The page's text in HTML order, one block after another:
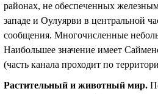
районах, не обеспеченных
западе и Оулуярви в центральной
сообщения. Многочисленные
Наибольшее значение имеет
(часть канала проходит по
Растительный и животный мир.